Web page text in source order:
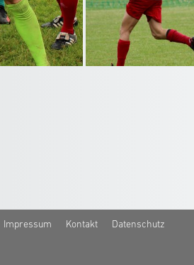
Impressum Kontakt Datenschutz